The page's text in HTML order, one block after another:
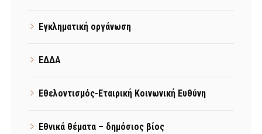
Εγκληματική οργάνωση
ΕΔΔΑ
Εθελοντισμός-Εταιρική Κοινωνική Ευθύνη
Εθνικά θέματα – δημόσιος βίος